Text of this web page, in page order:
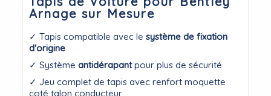
Arnage sur Mesure
✓ Tapis compatible avec lesystème de fixation
d'origine
✓ Systèmeantidérapantpour plus de sécurité
✓ Jeu complet de tapis avec renfort moquette
coté talon conducteur